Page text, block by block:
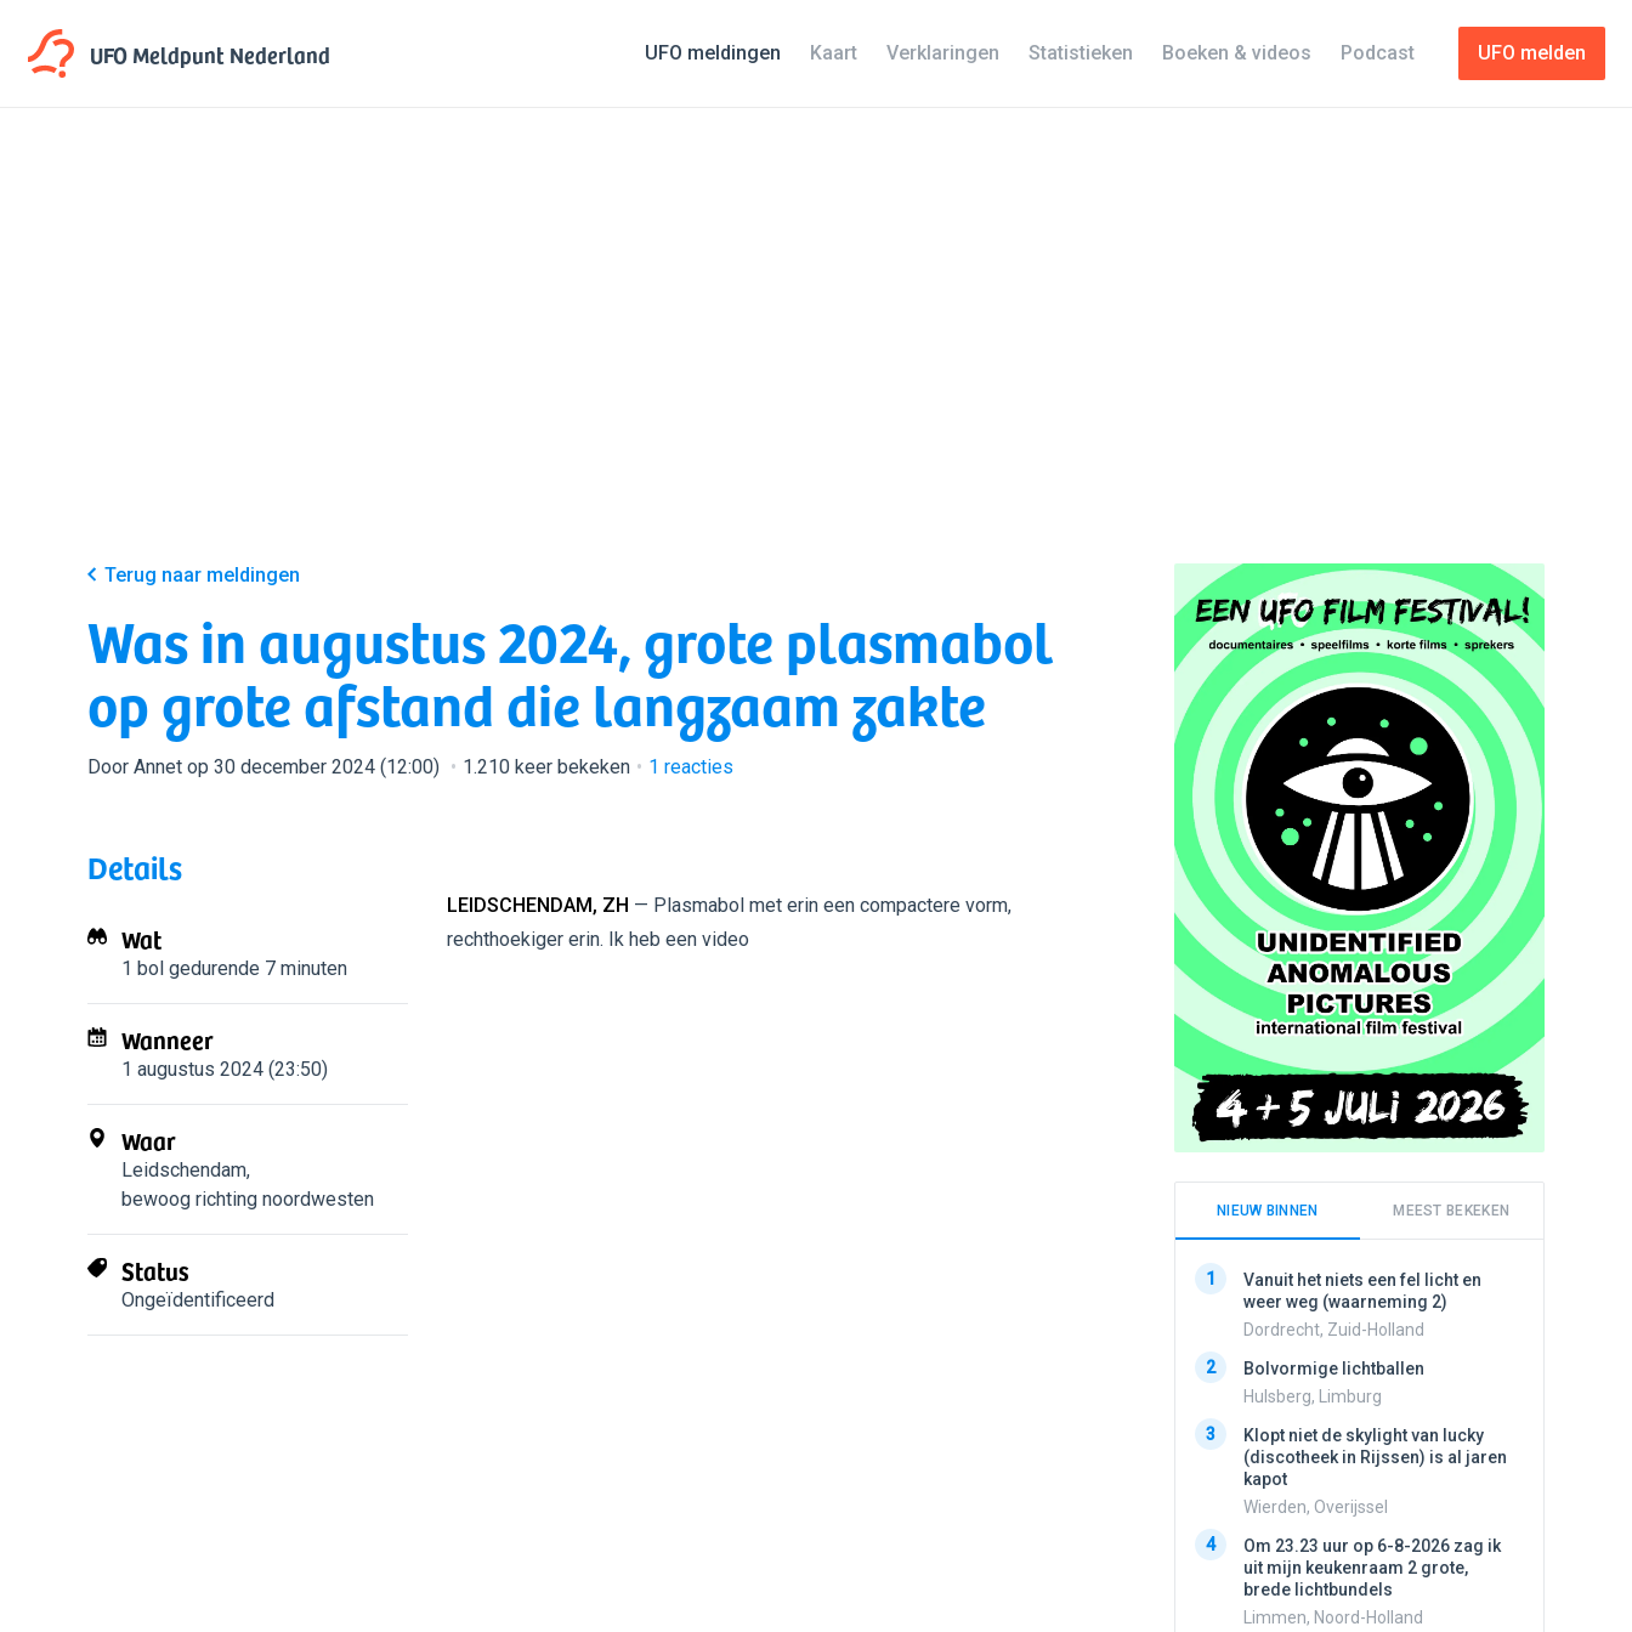
UFO MeldpuntNederland UFO melden
UFO meldingen Kaart Verklaringen Statistieken Boeken & videos Podcast
Terug naar meldingen
Was in augustus 2024, grote plasmabol
op grote afstand die langzaam zakte
Door Annet op 30 december 2024 (12:00) 1.210 keer bekeken 1 reacties
Details
Wat
1 bol gedurende 7 minuten
Wanneer
1 augustus 2024 (23:50)
Waar
Leidschendam,
bewoog richting noordwesten
Status
Ongeïdentificeerd
LEIDSCHENDAM, ZH — Plasmabol met erin een compactere vorm,
rechthoekiger erin. Ik heb een video
NIEUW BINNEN MEEST BEKEKEN
1
Vanuit het niets een fel licht en
weer weg (waarneming 2)
Dordrecht, Zuid-Holland
2
Bolvormige lichtballen
Hulsberg, Limburg
3
Klopt niet de skylight van lucky
(discotheek in Rijssen) is al jaren
kapot
Wierden, Overijssel
4
Om 23.23 uur op 6-8-2026 zag ik
uit mijn keukenraam 2 grote,
brede lichtbundels
Limmen, Noord-Holland